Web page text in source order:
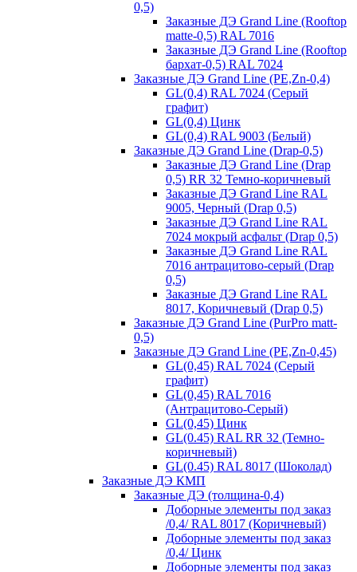
0,5)
Заказные ДЭ Grand Line (Rooftop
matte-0,5) RAL 7016
Заказные ДЭ Grand Line (Rooftop
бархат-0,5) RAL 7024
Заказные ДЭ Grand Line (PE,Zn-0,4)
GL(0,4) RAL 7024 (Серый
графит)
GL(0,4) Цинк
GL(0,4) RAL 9003 (Белый)
Заказные ДЭ Grand Line (Drap-0,5)
Заказные ДЭ Grand Line (Drap
0,5) RR 32 Темно-коричневый
Заказные ДЭ Grand Line RAL
9005, Черный (Drap 0,5)
Заказные ДЭ Grand Line RAL
7024 мокрый асфальт (Drap 0,5)
Заказные ДЭ Grand Line RAL
7016 антрацитово-серый (Drap
0,5)
Заказные ДЭ Grand Line RAL
8017, Коричневый (Drap 0,5)
Заказные ДЭ Grand Line (PurPro matt-
0,5)
Заказные ДЭ Grand Line (PE,Zn-0,45)
GL(0,45) RAL 7024 (Серый
графит)
GL(0,45) RAL 7016
(Антрацитово-Серый)
GL(0,45) Цинк
GL(0.45) RAL RR 32 (Темно-
коричневый)
GL(0.45) RAL 8017 (Шоколад)
Заказные ДЭ КМП
Заказные ДЭ (толщина-0,4)
Доборные элементы под заказ
/0,4/ RAL 8017 (Коричневый)
Доборные элементы под заказ
/0,4/ Цинк
Доборные элементы под заказ